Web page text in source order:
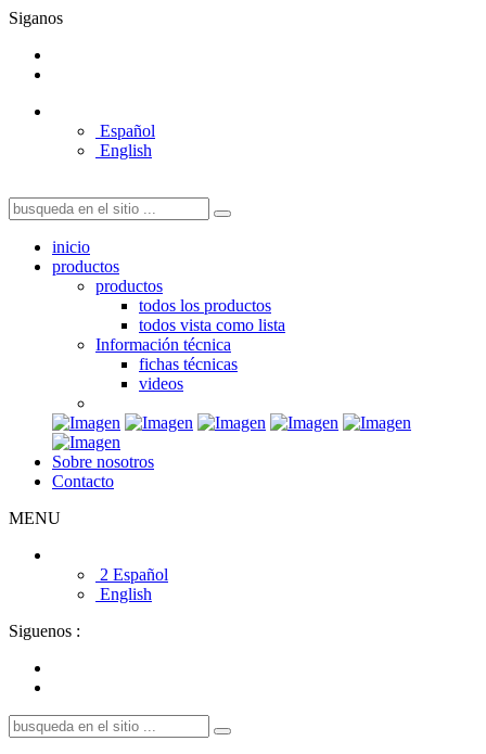
Siganos
Español
English
inicio
productos
productos
todos los productos
todos vista como lista
Información técnica
fichas técnicas
videos
Sobre nosotros
Contacto
MENU
2 Español
English
Siguenos :